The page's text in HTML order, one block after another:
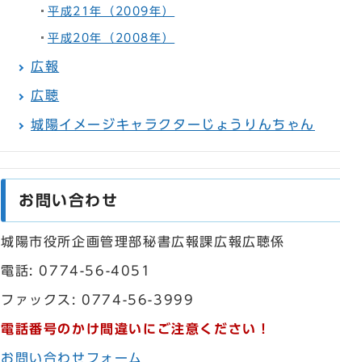
平成21年（2009年）
平成20年（2008年）
広報
広聴
城陽イメージキャラクターじょうりんちゃん
お問い合わせ
城陽市役所企画管理部秘書広報課広報広聴係
電話: 0774-56-4051
ファックス: 0774-56-3999
電話番号のかけ間違いにご注意ください！
お問い合わせフォーム